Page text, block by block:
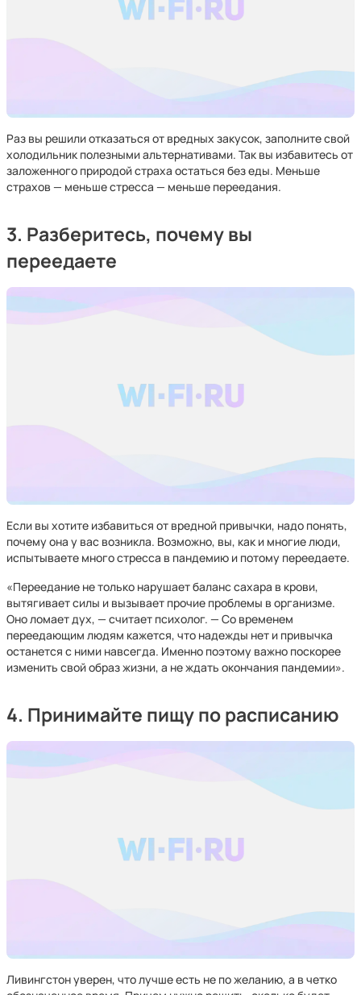
Раз вы решили отказаться от вредных закусок, заполните свой
холодильник полезными альтернативами. Так вы избавитесь от
заложенного природой страха остаться без еды. Меньше
страхов — меньше стресса — меньше переедания.
3. Разберитесь, почему вы
переедаете
Если вы хотите избавиться от вредной привычки, надо понять,
почему она у вас возникла. Возможно, вы, как и многие люди,
испытываете много стресса в пандемию и потому переедаете.
«Переедание не только нарушает баланс сахара в крови,
вытягивает силы и вызывает прочие проблемы в организме.
Оно ломает дух, — считает психолог. — Со временем
переедающим людям кажется, что надежды нет и привычка
останется с ними навсегда. Именно поэтому важно поскорее
изменить свой образ жизни, а не ждать окончания пандемии».
4. Принимайте пищу по расписанию
Ливингстон уверен, что лучше есть не по желанию, а в четко